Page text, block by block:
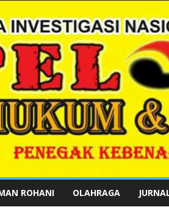
ROHANI OLAHRAGA